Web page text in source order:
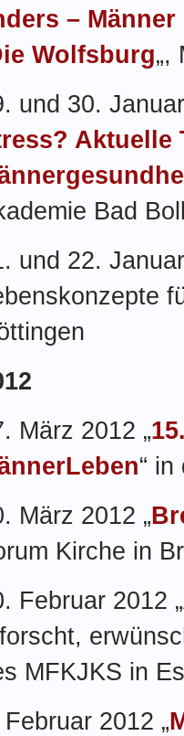
–
Wolfsburg„,
und 30.
Aktuelle
Bad
und 22.
März 2012 „
“
März 2012 „
Kirche in
Februar 2012
MFKJKS in
2012 „